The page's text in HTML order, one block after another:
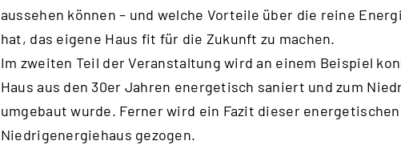
aussehen können – und welche Vorteile über die reine
hat, das eigene Haus fit für die Zukunft zu machen.
Im zweiten Teil der Veranstaltung wird an einem Beispiel
Haus aus den 30er Jahren energetisch saniert und zum
umgebaut wurde. Ferner wird ein Fazit dieser
Niedrigenergiehaus gezogen.